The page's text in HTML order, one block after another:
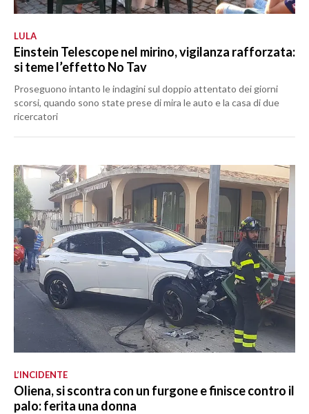
LULA
Einstein Telescope nel mirino, vigilanza rafforzata:
si teme l’effetto No Tav
Proseguono intanto le indagini sul doppio attentato dei giorni
scorsi, quando sono state prese di mira le auto e la casa di due
ricercatori
L’INCIDENTE
Oliena, si scontra con un furgone e finisce contro il
palo: ferita una donna